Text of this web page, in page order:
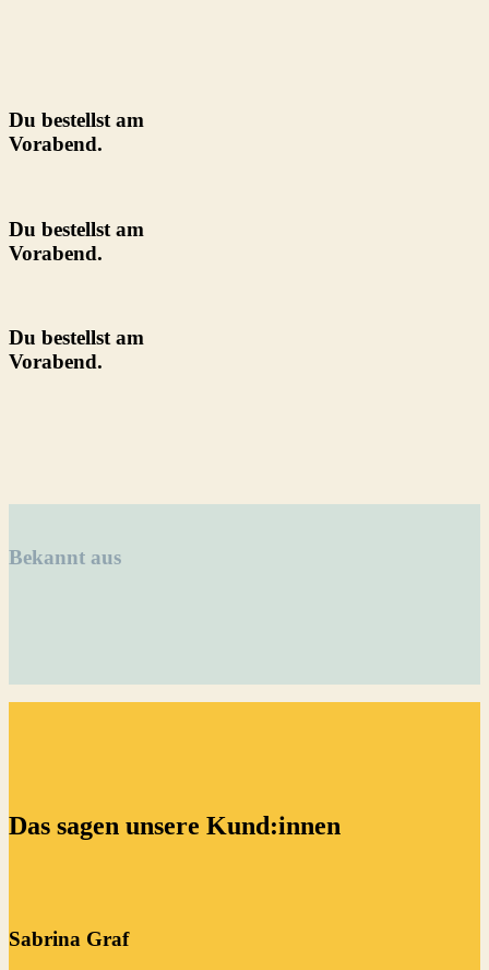
Du bestellst am
Vorabend.
Du bestellst am
Vorabend.
Du bestellst am
Vorabend.
Bekannt aus
Das sagen unsere Kund:innen
Sabrina Graf